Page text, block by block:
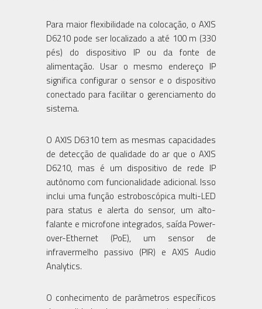
Para maior flexibilidade na colocação, o AXIS
D6210 pode ser localizado a até 100 m (330
pés) do dispositivo IP ou da fonte de
alimentação. Usar o mesmo endereço IP
significa configurar o sensor e o dispositivo
conectado para facilitar o gerenciamento do
sistema.
O AXIS D6310 tem as mesmas capacidades
de detecção de qualidade do ar que o AXIS
D6210, mas é um dispositivo de rede IP
autônomo com funcionalidade adicional. Isso
inclui uma função estroboscópica multi-LED
para status e alerta do sensor, um alto-
falante e microfone integrados, saída Power-
over-Ethernet (PoE), um sensor de
infravermelho passivo (PIR) e AXIS Audio
Analytics.
O conhecimento de parâmetros específicos